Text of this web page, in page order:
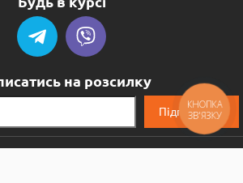
на розсилку
Підписатись
КНОПКА
ЗВ'ЯЗКУ